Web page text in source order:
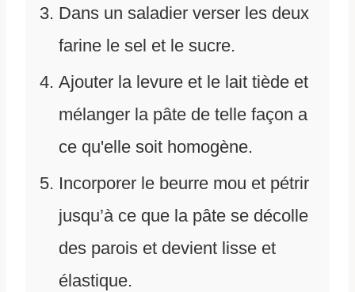
Dans un saladier verser les deux
farine le sel et le sucre.
Ajouter la levure et le lait tiède et
mélanger la pâte de telle façon a
ce qu'elle soit homogène.
Incorporer le beurre mou et pétrir
jusqu’à ce que la pâte se décolle
des parois et devient lisse et
élastique.